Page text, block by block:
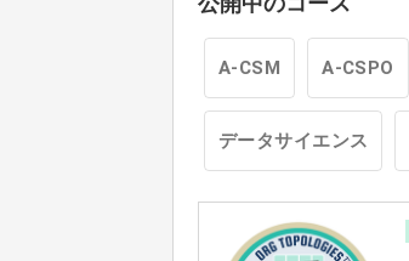
A-CSM A-CSPO
データサイエンス